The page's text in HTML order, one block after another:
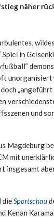
näher
in
unorganisiert
und
Magdeburg
mit
insgesamt
dieSportschau
Kenan